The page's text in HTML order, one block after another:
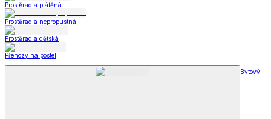
Prostěradla plátěná
Prostěradla nepropustná
Prostěradla dětská
Přehozy na postel
Bytový